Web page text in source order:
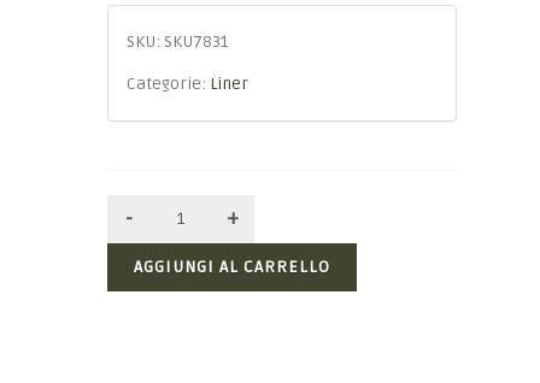
SKU: SKU7831
Categorie: Liner
AGGIUNGI AL CARRELLO